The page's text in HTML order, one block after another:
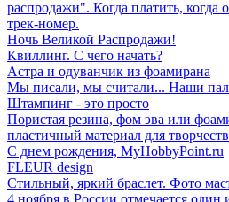
распродажи". Когда платить, когда
трек-номер.
Ночь Великой Распродажи!
Квиллинг. С чего начать?
Астра и одуванчик из фоамирана
Мы писали, мы считали... Наши
Штампинг - это просто
Пористая резина, фом эва или
пластичный материал для
С днем рождения, MyHobbyPoint.ru
FLEUR design
Стильный, яркий браслет. Фото